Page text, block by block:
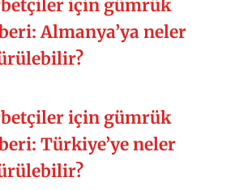
için gümrük
Almanya’ya neler
için gümrük
Türkiye’ye neler